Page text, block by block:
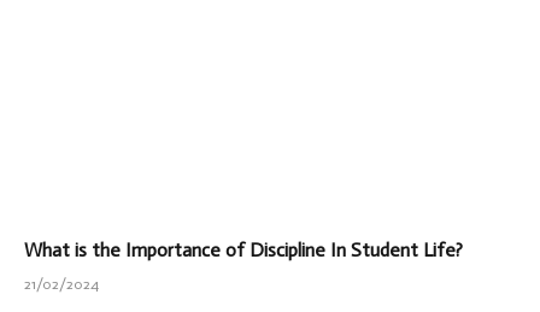
What is the Importance of Discipline In Student Life?
21/02/2024